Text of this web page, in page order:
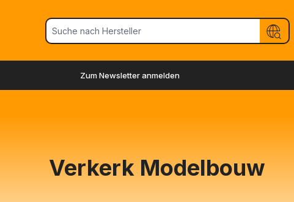
Zum Newsletter anmelden
Verkerk Modelbouw